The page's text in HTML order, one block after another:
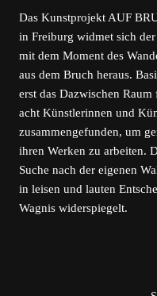
Das Kunstprojekt AUF
in Freiburg widmet sich
mit dem Moment des
aus dem Bruch heraus.
erst das Dazwischen
acht Künstlerinnen und
zusammengefunden, um
ihren Werken zu arbeiten.
Suche nach der eigenen
in leisen und lauten
Wagnis widerspiegelt.